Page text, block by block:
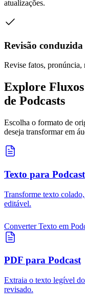
atualizações.
Revisão
Revise fatos, pronúncia,
Explore
de Podcasts
Escolha o formato de
deseja transformar em
Texto para Podcast
Transforme texto
editável.
Converter Texto em
PDF para Podcast
Extraia o texto legível
revisado.